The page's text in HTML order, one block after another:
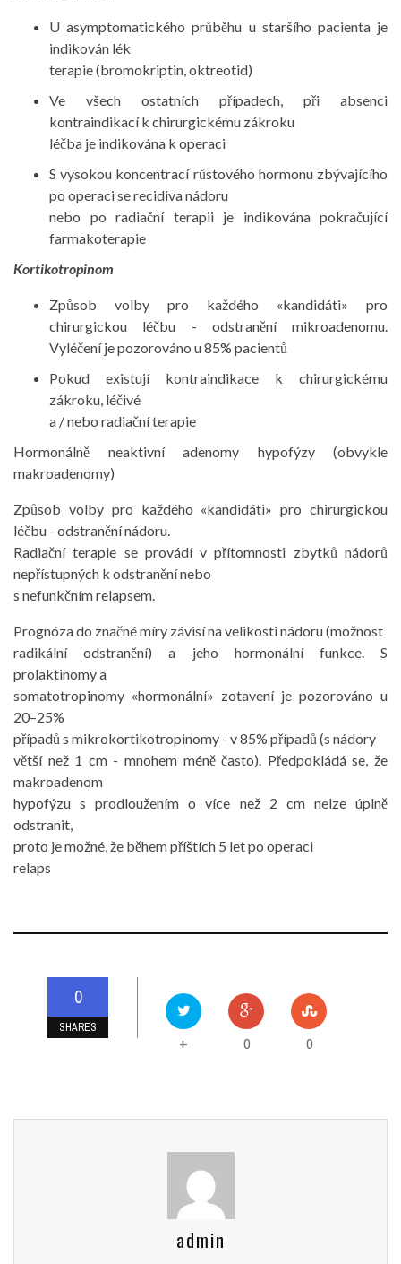
U asymptomatického průběhu u staršího pacienta je
indikován lék
terapie (bromokriptin, oktreotid)
Ve všech ostatních případech, při absenci
kontraindikací k chirurgickému zákroku
léčba je indikována k operaci
S vysokou koncentrací růstového hormonu zbývajícího
po operaci se recidiva nádoru
nebo po radiační terapii je indikována pokračující
farmakoterapie
Kortikotropinom
Způsob volby pro každého «kandidáti» pro
chirurgickou léčbu - odstranění mikroadenomu.
Vyléčení je pozorováno u 85% pacientů
Pokud existují kontraindikace k chirurgickému
zákroku, léčivé
a / nebo radiační terapie
Hormonálně neaktivní adenomy hypofýzy (obvykle
makroadenomy)
Způsob volby pro každého «kandidáti» pro chirurgickou
léčbu - odstranění nádoru.
Radiační terapie se provádí v přítomnosti zbytků nádorů
nepřístupných k odstranění nebo
s nefunkčním relapsem.
Prognóza do značné míry závisí na velikosti nádoru (možnost
radikální odstranění) a jeho hormonální funkce. S
prolaktinomy a
somatotropinomy «hormonální» zotavení je pozorováno u
20–25%
případů s mikrokortikotropinomy - v 85% případů (s nádory
větší než 1 cm - mnohem méně často). Předpokládá se, že
makroadenom
hypofýzu s prodloužením o více než 2 cm nelze úplně
odstranit,
proto je možné, že během příštích 5 let po operaci
relaps
0
SHARES
+ 0 0
admin